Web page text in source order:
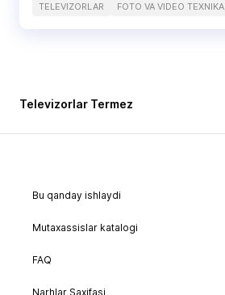
TELEVIZORLAR FOTO VA VIDEO TEXNIKA
Televizorlar Termez
Bu qanday ishlaydi
Mutaxassislar katalogi
FAQ
Narhlar Saxifasi